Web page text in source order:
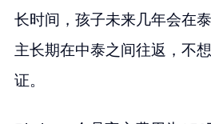
长时间，孩子未来几年会在
主长期在中泰之间往返，不
证。